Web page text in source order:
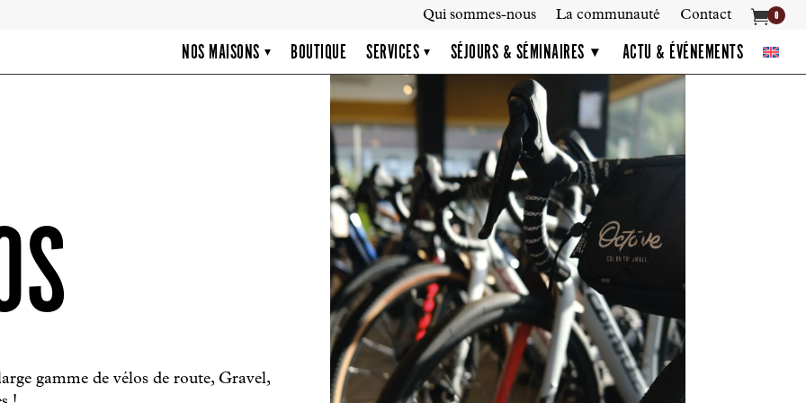
Qui sommes-nous La communauté Contact  0
NOS MAISONS ▾ BOUTIQUE SERVICES ▾ SÉJOURS & SÉMINAIRES ACTU & ÉVÉNEMENTS
gamme de vélos de route, Gravel,